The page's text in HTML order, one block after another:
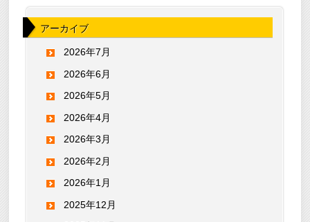
アーカイブ
2026年7月
2026年6月
2026年5月
2026年4月
2026年3月
2026年2月
2026年1月
2025年12月